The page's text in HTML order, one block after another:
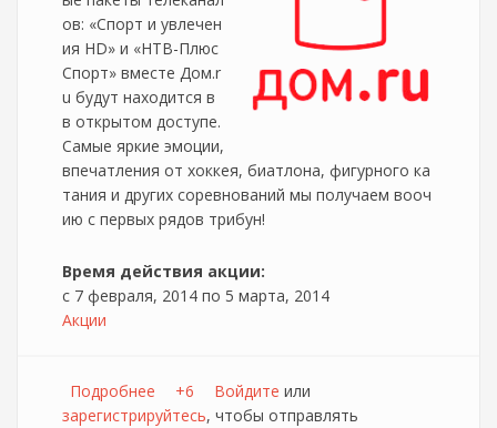
ов: «Спорт и увлечен
ия HD» и «НТВ-Плюс
Спорт» вместе Дом.r
u будут находится в
в открытом доступе.
Самые яркие эмоции,
впечатления от хоккея, биатлона, фигурного ка
тания и других соревнований мы получаем вооч
ию с первых рядов трибун!
Время действия акции:
с 7 февраля, 2014 по 5 марта, 2014
Акции
Подробнее о До 5 марта открыт бесплатный доступ к
спортивным каналам в сети дом.ру
+6 Войдите или
зарегистрируйтесь, чтобы отправлять